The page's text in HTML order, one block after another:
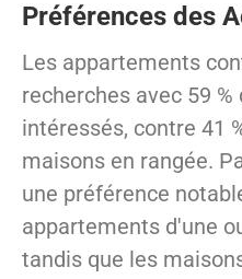
Préférences des
Les appartements
recherches avec 59
intéressés, contre 41
maisons en rangée.
une préférence
appartements d'une
tandis que les